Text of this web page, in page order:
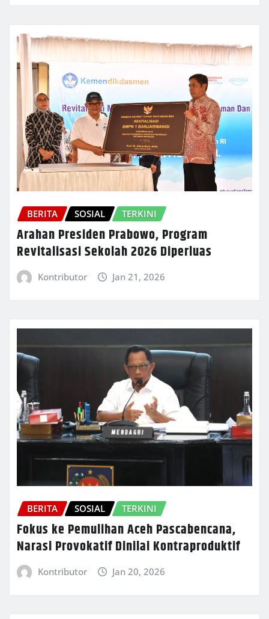
BERITA SOSIAL TERKINI
Arahan Presiden Prabowo, Program
Revitalisasi Sekolah 2026 Diperluas
Kontributor Jan 21, 2026
BERITA SOSIAL TERKINI
Fokus ke Pemulihan Aceh Pascabencana,
Narasi Provokatif Dinilai Kontraproduktif
Kontributor Jan 20, 2026